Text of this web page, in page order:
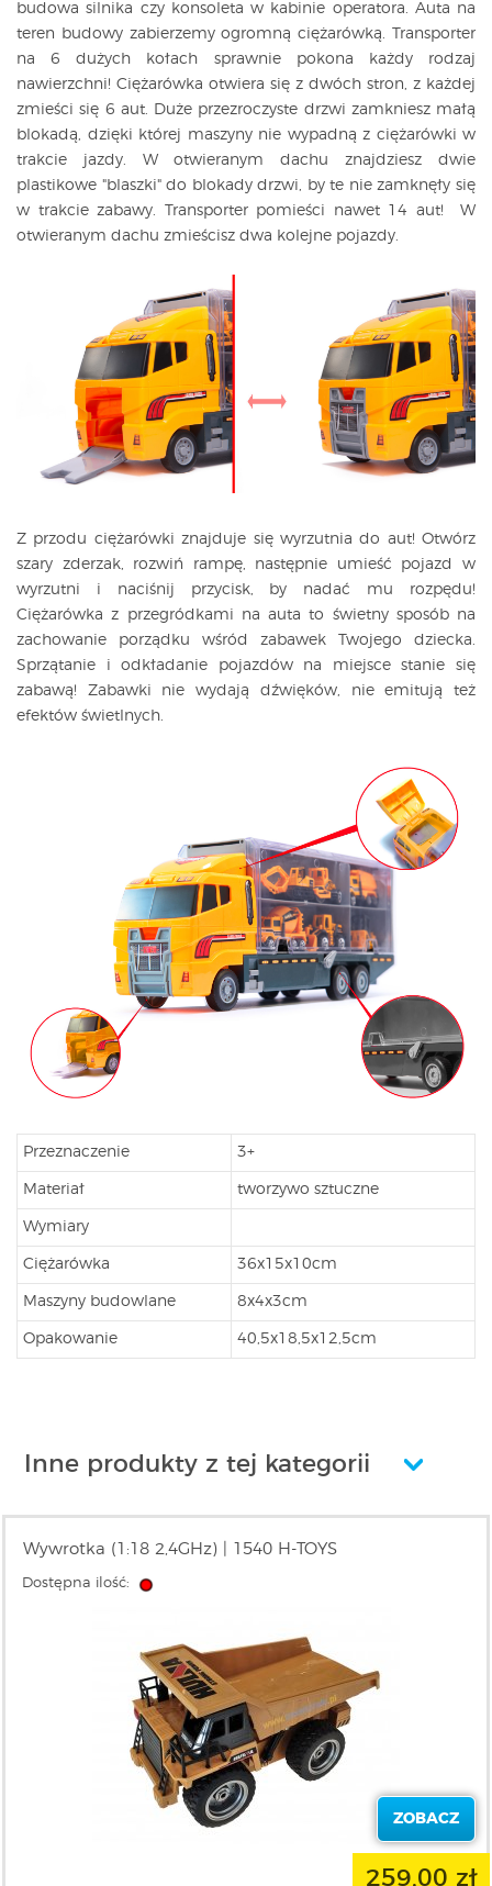
budowa silnika czy konsoleta w kabinie operatora. Auta na
teren budowy zabierzemy ogromną ciężarówką. Transporter
na 6 dużych kołach sprawnie pokona każdy rodzaj
nawierzchni! Ciężarówka otwiera się z dwóch stron, z każdej
zmieści się 6 aut. Duże przezroczyste drzwi zamkniesz małą
blokadą, dzięki której maszyny nie wypadną z ciężarówki w
trakcie jazdy. W otwieranym dachu znajdziesz dwie
plastikowe "blaszki" do blokady drzwi, by te nie zamknęły się
w trakcie zabawy. Transporter pomieści nawet 14 aut! W
otwieranym dachu zmieścisz dwa kolejne pojazdy.
Z przodu ciężarówki znajduje się wyrzutnia do aut! Otwórz
szary zderzak, rozwiń rampę, następnie umieść pojazd w
wyrzutni i naciśnij przycisk, by nadać mu rozpędu!
Ciężarówka z przegródkami na auta to świetny sposób na
zachowanie porządku wśród zabawek Twojego dziecka.
Sprzątanie i odkładanie pojazdów na miejsce stanie się
zabawą! Zabawki nie wydają dźwięków, nie emitują też
efektów świetlnych.
Przeznaczenie 3+
Materiał tworzywo sztuczne
Wymiary
Ciężarówka 36x15x10cm
Maszyny budowlane 8x4x3cm
Opakowanie 40,5x18,5x12,5cm
Inne produkty z tej kategorii
Wywrotka (1:18 2,4GHz) | 1540 H-TOYS
Dostępna ilość:
ZOBACZ
259,00 zł